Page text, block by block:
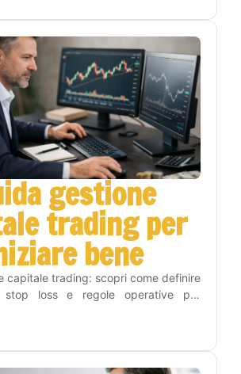
gestione
trading per
bene
capitale trading: scopri come definire
stop loss e regole operative per